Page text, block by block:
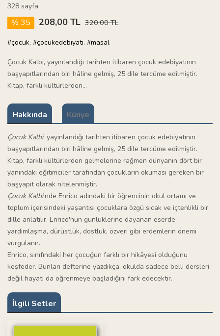
328 sayfa
% 35 208,00 TL 320,00 TL
#çocuk, #çocukedebiyatı, #masal
Çocuk Kalbi, yayınlandığı tarihten itibaren çocuk edebiyatının
başyapıtlarından biri hâline gelmiş, 25 dile tercüme edilmiştir.
Kitap, farklı kültürlerden...
Hakkında Künye
Çocuk Kalbi, yayınlandığı tarihten itibaren çocuk edebiyatının
başyapıtlarından biri hâline gelmiş, 25 dile tercüme edilmiştir.
Kitap, farklı kültürlerden gelmelerine rağmen dünyanın dört bir
yanındaki eğitimciler tarafından çocukların okuması gereken bir
başyapıt olarak nitelenmiştir.
Çocuk Kalbi'nde Enrico adındaki bir öğrencinin okul ortamı ve
toplum içerisindeki yaşantısı çocuklara özgü sıcak ve içtenlikli bir
dille anlatılır. Enrico'nun günlüklerine dayanan eserde
yardımlaşma, dürüstlük, dostluk, özveri gibi erdemlerin önemi
vurgulanır.
Enrico, sınıfındaki her çocuğun farklı bir hikâyesi olduğunu
keşfeder. Bunları defterine yazdıkça, okulda sadece belli dersleri
değil hayatı da öğrenmeye başladığını fark edecektir.
İlgili Setler